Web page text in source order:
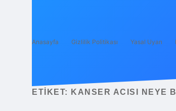
Anasayfa Gizlilik Politikası Yasal Uyarı
ETIKET: KANSER ACISI NEYE